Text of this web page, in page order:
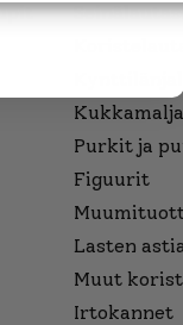
Purkit ja
Figuurit
Lasten
Muut
Irtokannet